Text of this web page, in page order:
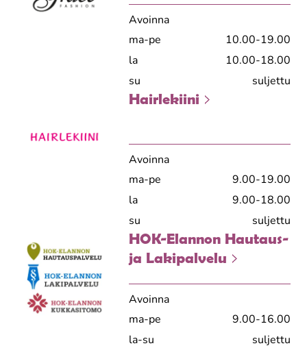
Avoinna
ma-pe
10.00-19.00
la
10.00-18.00
su
suljettu
Hairlekiini
Avoinna
ma-pe
9.00-19.00
la
9.00-18.00
su
suljettu
HOK-Elannon Hautaus-
ja Lakipalvelu
Avoinna
ma-pe
9.00-16.00
la-su
suljettu